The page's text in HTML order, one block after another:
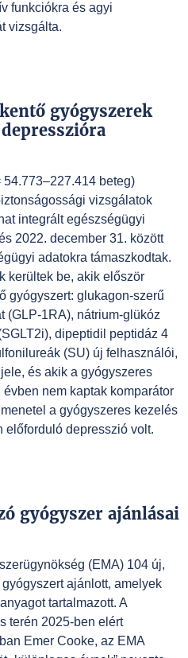
funkciókra és agyi
vizsgálta.
gyógyszerek
54.773–227.414 beteg)
vizsgálatok
integrált egészségügyi
2022. december 31. között
adatokra támaszkodtak.
kerültek be, akik először
gyógyszert: glukagon-szerű
(GLP-1RA), nátrium-glükóz
dipeptidil peptidáz 4
(SU) új felhasználói,
és akik a gyógyszeres
nem kaptak komparátor
a gyógyszeres kezelés
előforduló depresszió volt.
gyógyszer ajánlásai
(EMA) 104 új,
ajánlott, amelyek
tartalmazott. A
terén 2025-ben elért
Emer Cooke, az EMA